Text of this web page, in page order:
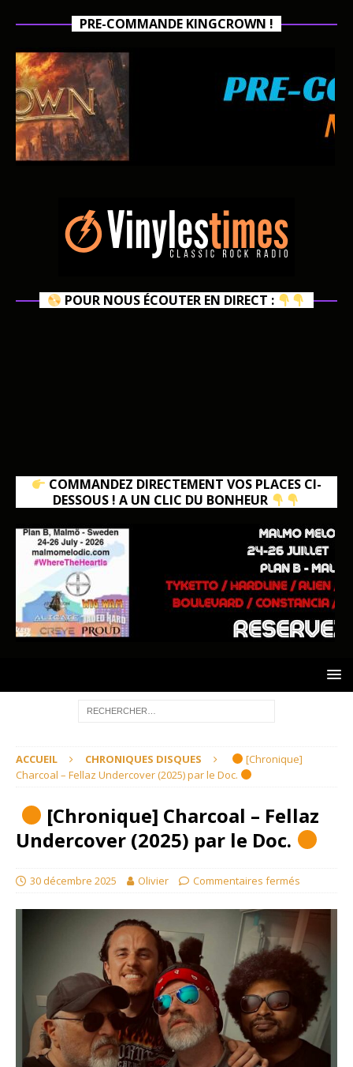
PRE-COMMANDE KINGCROWN !
POUR NOUS ÉCOUTER EN DIRECT :
COMMANDEZ DIRECTEMENT VOS PLACES CI-
DESSOUS ! A UN CLIC DU BONHEUR
ACCUEIL CHRONIQUES DISQUES
[Chronique]
Charcoal – Fellaz Undercover (2025) par le Doc.
[Chronique] Charcoal – Fellaz
Undercover (2025) par le Doc.
30 décembre 2025 Olivier Commentaires fermés